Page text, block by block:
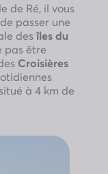
de Ré, il vous
passer une
desîles du
pas être
Croisières
situé à 4 km de